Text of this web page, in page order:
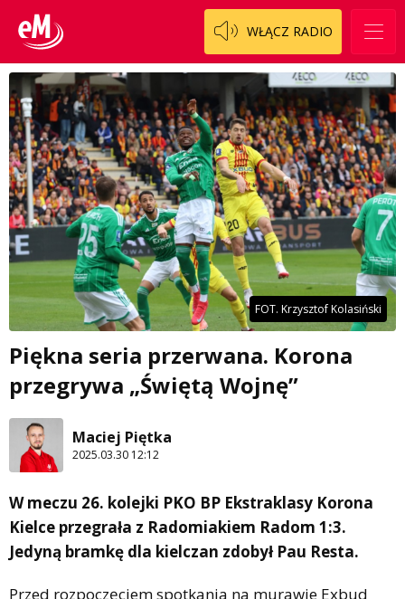
WŁĄCZ RADIO
FOT. Krzysztof Kolasiński
Piękna seria przerwana. Korona
przegrywa „Świętą Wojnę”
Maciej Piętka
2025.03.30 12:12
W meczu 26. kolejki PKO BP Ekstraklasy Korona
Kielce przegrała z Radomiakiem Radom 1:3.
Jedyną bramkę dla kielczan zdobył Pau Resta.
Przed rozpoczęciem spotkania na murawie Exbud